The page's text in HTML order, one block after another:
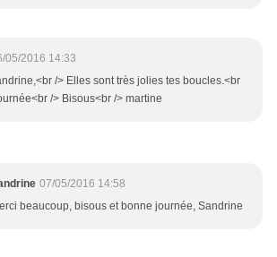
05/2016 14:33
/> Elles sont très jolies tes boucles.<br
/> Bisous<br /> martine
07/05/2016 14:58
beaucoup, bisous et bonne journée, Sandrine